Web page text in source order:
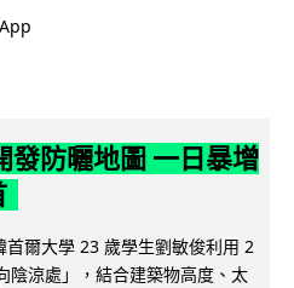
發防曬地圖 一日暴增
首爾大學 23 歲學生劉敏俊利用 2
陰涼處」，結合建築物高度、太